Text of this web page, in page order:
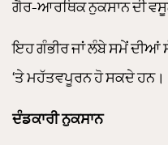
ਗੈਰ-ਆਰਥਿਕ ਨੁਕਸਾਨ ਦੀ
ਇਹ ਗੰਭੀਰ ਜਾਂ ਲੰਬੇ ਸਮੇਂ ਦੀਆਂ
‘ਤੇ ਮਹੱਤਵਪੂਰਨ ਹੋ ਸਕਦੇ ਹਨ।
ਦੰਡਕਾਰੀ ਨੁਕਸਾਨ